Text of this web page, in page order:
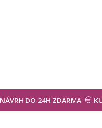
NÁVRH DO 24H ZDARMA